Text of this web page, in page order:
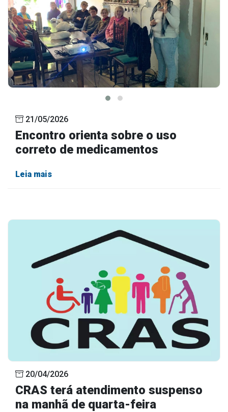
21/05/2026
Encontro orienta sobre o uso
correto de medicamentos
Leia mais
20/04/2026
CRAS terá atendimento suspenso
na manhã de quarta-feira